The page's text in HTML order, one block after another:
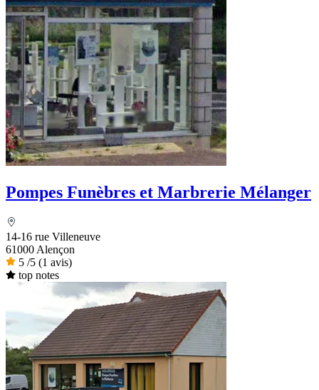
Pompes Funèbres et Marbrerie Mélanger
14-16 rue Villeneuve
61000 Alençon
5 /5 (1 avis)
top notes